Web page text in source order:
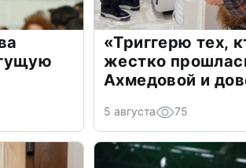
«Триггерю тех,
жестко
Ахмедовой и
5 августа 75